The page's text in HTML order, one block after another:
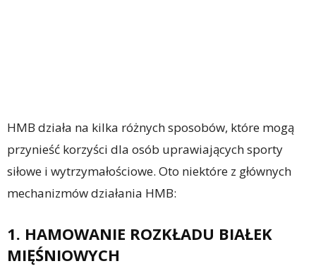
HMB działa na kilka różnych sposobów, które mogą
przynieść korzyści dla osób uprawiających sporty
siłowe i wytrzymałościowe. Oto niektóre z głównych
mechanizmów działania HMB:
1. HAMOWANIE ROZKŁADU BIAŁEK
MIĘŚNIOWYCH